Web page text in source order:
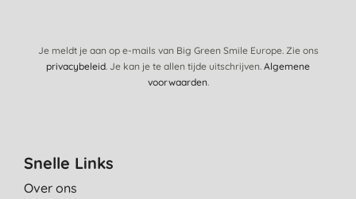
Je meldt je aan op e-mails van Big Green Smile Europe. Zie ons
privacybeleid. Je kan je te allen tijde uitschrijven. Algemene
voorwaarden.
Snelle Links
Over ons